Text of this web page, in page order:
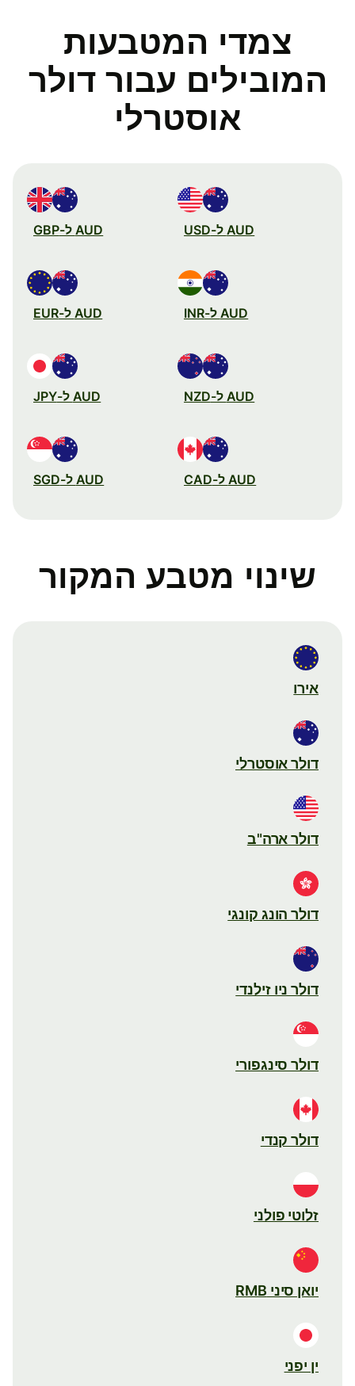
צמדי המטבעות
המובילים עבור דולר
אוסטרלי
AUD ל-USD AUD ל-GBP
AUD ל-INR AUD ל-EUR
AUD ל-NZD AUD ל-JPY
AUD ל-CAD AUD ל-SGD
שינוי מטבע המקור
אירו
דולר אוסטרלי
דולר ארה"ב
דולר הונג קונגי
דולר ניו זילנדי
דולר סינגפורי
דולר קנדי
זלוטי פולני
יואן סיני RMB
ין יפני